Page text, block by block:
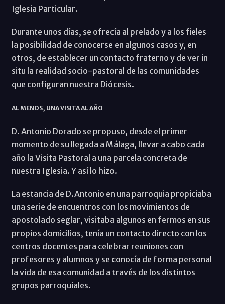
Iglesia Particular.
Durante unos días, se ofrecía al prelado y a los fieles
la posibilidad de conocerse en algunos casos y, en
otros, de establecer un contacto fraterno y de ver in
situ la realidad socio-pastoral de las comunidades
que configuran nuestra Diócesis.
AL MENOS, UNA VISITA AL AÑO
D. Antonio Dorado se propuso, desde el primer
momento de su llegada a Málaga, llevar a cabo cada
año la Visita Pastoral a una parcela concreta de
nuestra Iglesia. Y así lo hizo.
La estancia de D.Antonio en una parroquia propiciaba
una serie de encuentros con los movimientos de
apostolado seglar, visitaba algunos en fermos en sus
propios domicilios, tenía un contacto directo con los
centros docentes para celebrar reuniones con
profesores y alumnos y se conocía de forma personal
la vida de esa comunidad a través de los distintos
grupos parroquiales.